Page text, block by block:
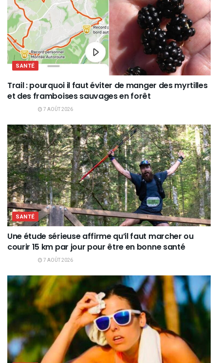
SANTÉ
Trail : pourquoi il faut éviter de manger des myrtilles
et des framboises sauvages en forêt
7 AOÛT 2026
SANTÉ
Une étude sérieuse affirme qu’il faut marcher ou
courir 15 km par jour pour être en bonne santé
7 AOÛT 2026